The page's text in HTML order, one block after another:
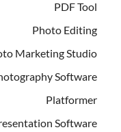
PDF Tool
Photo Editing
Photo Marketing Studio
Photography Software
Platformer
Presentation Software